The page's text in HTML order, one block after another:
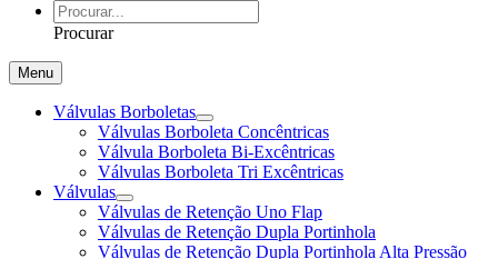
Procurar
Menu
Válvulas Borboletas
Válvulas Borboleta Concêntricas
Válvula Borboleta Bi-Excêntricas
Válvulas Borboleta Tri Excêntricas
Válvulas
Válvulas de Retenção Uno Flap
Válvulas de Retenção Dupla Portinhola
Válvulas de Retenção Dupla Portinhola Alta Pressão